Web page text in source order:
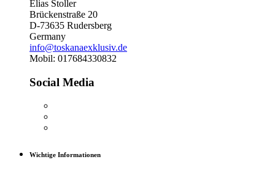
Elias Stoller
Brückenstraße 20
D-73635 Rudersberg
Germany
info@toskanaexklusiv.de
Mobil: 017684330832
Social Media
Wichtige Informationen